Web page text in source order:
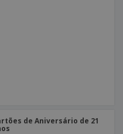
de Aniversário de 21